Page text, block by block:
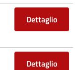
Dettaglio
Dettaglio